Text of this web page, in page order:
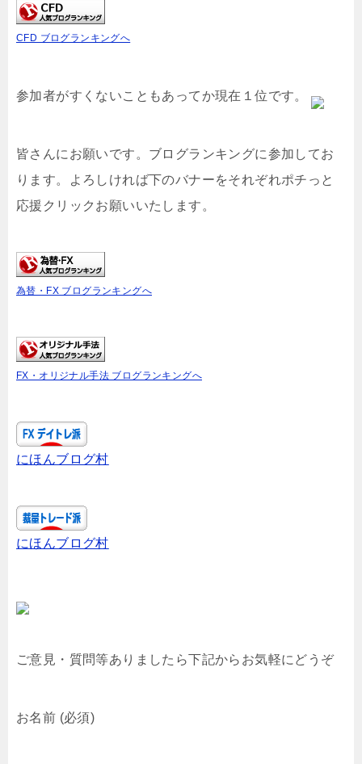
CFD ブログランキングへ
参加者がすくないこともあってか現在１位です。
皆さんにお願いです。ブログランキングに参加してお
ります。よろしければ下のバナーをそれぞれポチっと
応援クリックお願いいたします。
為替・FX ブログランキングへ
FX・オリジナル手法 ブログランキングへ
にほんブログ村
にほんブログ村
ご意見・質問等ありましたら下記からお気軽にどうぞ
お名前 (必須)